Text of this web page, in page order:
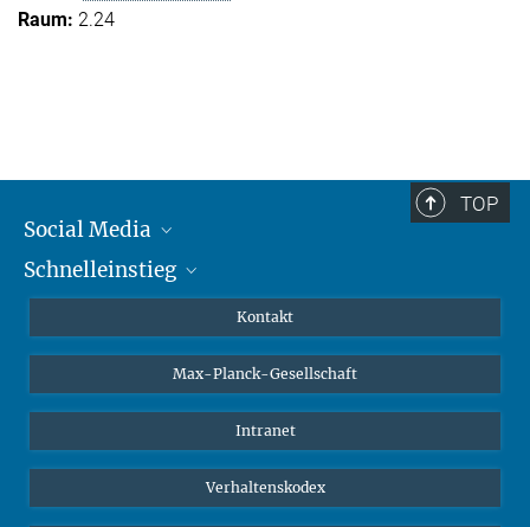
2.24
TOP
Social Media
Mastodon
Schnelleinstieg
Schüler*innen
Öffentlichkeit
Alumnae | Alumni
Kontakt
Max-Planck-Gesellschaft
Intranet
Verhaltenskodex